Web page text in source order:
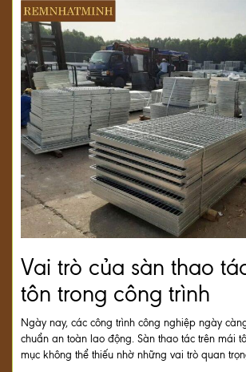
Vai trò của sàn thao
tôn trong công trình
Ngày nay, các công trình công nghiệp ngày
chuẩn an toàn lao động. Sàn thao tác trên mái
mục không thể thiếu nhờ những vai trò quan